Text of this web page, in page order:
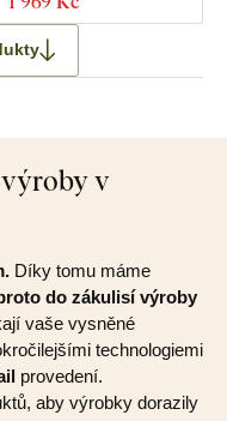
v
Díky tomu máme
do zákulisí výroby
vaše vysněné
technologiemi
provedení.
aby výrobky dorazily